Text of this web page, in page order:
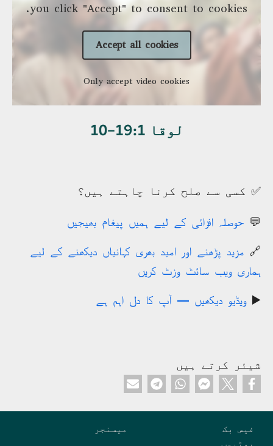
you click "Accept" to consent to cookies.
Accept all cookies
Only accept video cookies
لوقا 19:1–10
✅ کسی سے صلح کرنا چاہتے ہیں؟
💬 حوصلہ افزائی کے لیے ہمیں پیغام بھیجیں
🔗 مزید پڑھنے اور امید بھری کہانیاں دیکھنے کے لیے
ہماری ویب سائٹ وزٹ کریں
▶️ویڈیو دیکھیں — آپ کا دل اہم ہے
شیئر کرتے ہیں
Custom footer
فیس بک
میسنجر